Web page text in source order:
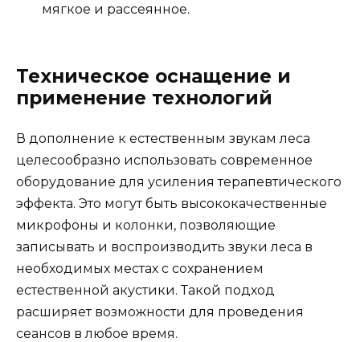
мягкое и рассеянное.
Техническое оснащение и
применение технологий
В дополнение к естественным звукам леса
целесообразно использовать современное
оборудование для усиления терапевтического
эффекта. Это могут быть высококачественные
микрофоны и колонки, позволяющие
записывать и воспроизводить звуки леса в
необходимых местах с сохранением
естественной акустики. Такой подход
расширяет возможности для проведения
сеансов в любое время.